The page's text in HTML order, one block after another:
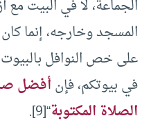
الجماعة، لا في البيت
المسجد وخارجه، إنما
على خص النوافل
في بيوتكم، فإنأفضل
الصلاة المكتوبة“[9].